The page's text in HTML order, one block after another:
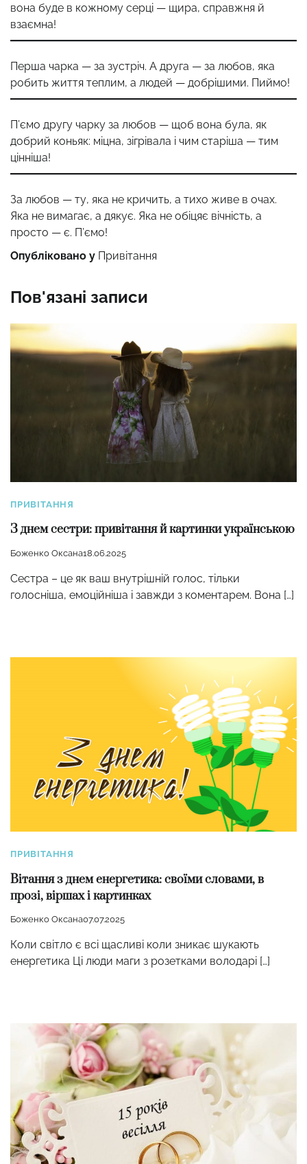
вона буде в кожному серці — щира, справжня й
взаємна!
Перша чарка — за зустріч. А друга — за любов, яка
робить життя теплим, а людей — добрішими. Пиймо!
П’ємо другу чарку за любов — щоб вона була, як
добрий коньяк: міцна, зігрівала і чим старіша — тим
цінніша!
За любов — ту, яка не кричить, а тихо живе в очах.
Яка не вимагає, а дякує. Яка не обіцяє вічність, а
просто — є. П’ємо!
Опубліковано у Привітання
Пов'язані записи
ПРИВІТАННЯ
З днем сестри: привітання й картинки українською
Боженко Оксана18.06.2025
Сестра – це як ваш внутрішній голос, тільки
голосніша, емоційніша і завжди з коментарем. Вона […]
ПРИВІТАННЯ
Вітання з днем енергетика: своїми словами, в
прозі, віршах і картинках
Боженко Оксана07.07.2025
Коли світло є всі щасливі коли зникає шукають
енергетика Ці люди маги з розетками володарі […]